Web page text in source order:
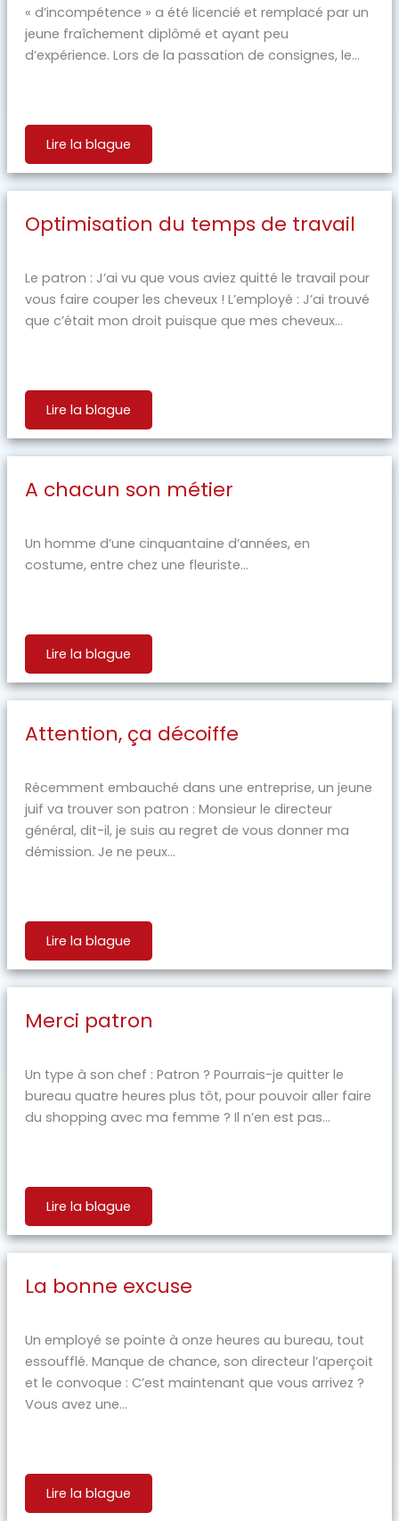
« d’incompétence » a été licencié et remplacé par un
jeune fraîchement diplômé et ayant peu
d’expérience. Lors de la passation de consignes, le...
Lire la blague
Optimisation du temps de travail
Le patron : J’ai vu que vous aviez quitté le travail pour
vous faire couper les cheveux ! L’employé : J’ai trouvé
que c’était mon droit puisque que mes cheveux...
Lire la blague
A chacun son métier
Un homme d’une cinquantaine d’années, en
costume, entre chez une fleuriste...
Lire la blague
Attention, ça décoiffe
Récemment embauché dans une entreprise, un jeune
juif va trouver son patron : Monsieur le directeur
général, dit-il, je suis au regret de vous donner ma
démission. Je ne peux...
Lire la blague
Merci patron
Un type à son chef : Patron ? Pourrais-je quitter le
bureau quatre heures plus tôt, pour pouvoir aller faire
du shopping avec ma femme ? Il n’en est pas...
Lire la blague
La bonne excuse
Un employé se pointe à onze heures au bureau, tout
essoufflé. Manque de chance, son directeur l’aperçoit
et le convoque : C’est maintenant que vous arrivez ?
Vous avez une...
Lire la blague